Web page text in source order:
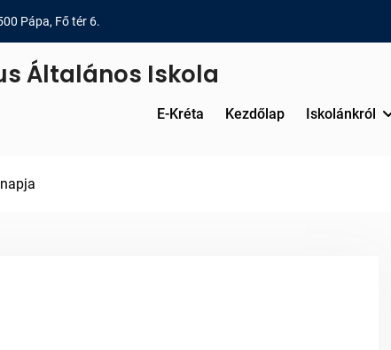
Pápa, Fő tér 6.
Általános Iskola
E-Kréta Kezdőlap Iskolánkról